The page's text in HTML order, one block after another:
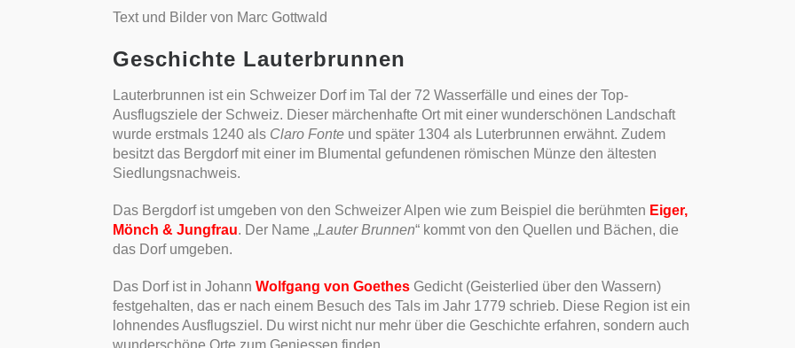
Text und Bilder von Marc Gottwald
Geschichte Lauterbrunnen
Lauterbrunnen ist ein Schweizer Dorf im Tal der 72 Wasserfälle und eines der Top-
Ausflugsziele der Schweiz. Dieser märchenhafte Ort mit einer wunderschönen Landschaft
wurde erstmals 1240 als Claro Fonte und später 1304 als Luterbrunnen erwähnt. Zudem
besitzt das Bergdorf mit einer im Blumental gefundenen römischen Münze den ältesten
Siedlungsnachweis.
Das Bergdorf ist umgeben von den Schweizer Alpen wie zum Beispiel die berühmten Eiger,
Mönch & Jungfrau. Der Name „Lauter Brunnen“ kommt von den Quellen und Bächen, die
das Dorf umgeben.
Das Dorf ist in Johann Wolfgang von GoethesGedicht (Geisterlied über den Wassern)
festgehalten, das er nach einem Besuch des Tals im Jahr 1779 schrieb. Diese Region ist ein
lohnendes Ausflugsziel. Du wirst nicht nur mehr über die Geschichte erfahren, sondern auch